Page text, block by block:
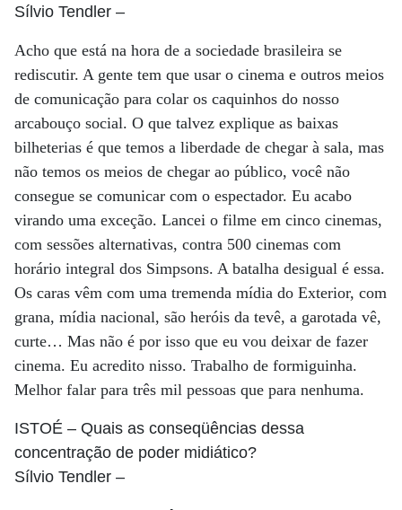
Sílvio Tendler –
Acho que está na hora de a sociedade brasileira se
rediscutir. A gente tem que usar o cinema e outros meios
de comunicação para colar os caquinhos do nosso
arcabouço social. O que talvez explique as baixas
bilheterias é que temos a liberdade de chegar à sala, mas
não temos os meios de chegar ao público, você não
consegue se comunicar com o espectador. Eu acabo
virando uma exceção. Lancei o filme em cinco cinemas,
com sessões alternativas, contra 500 cinemas com
horário integral dos Simpsons. A batalha desigual é essa.
Os caras vêm com uma tremenda mídia do Exterior, com
grana, mídia nacional, são heróis da tevê, a garotada vê,
curte… Mas não é por isso que eu vou deixar de fazer
cinema. Eu acredito nisso. Trabalho de formiguinha.
Melhor falar para três mil pessoas que para nenhuma.
ISTOÉ – Quais as conseqüências dessa
concentração de poder midiático?
Sílvio Tendler –